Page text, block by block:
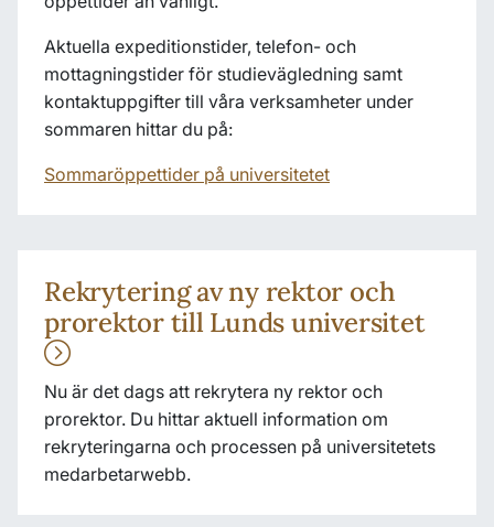
Aktuella expeditionstider, telefon- och
mottagningstider för studievägledning samt
kontaktuppgifter till våra verksamheter under
sommaren hittar du på:
Sommaröppettider på universitetet
Rekrytering av ny rektor och
prorektor till Lunds universitet
Nu är det dags att rekrytera ny rektor och
prorektor. Du hittar aktuell information om
rekryteringarna och processen på universitetets
medarbetarwebb.